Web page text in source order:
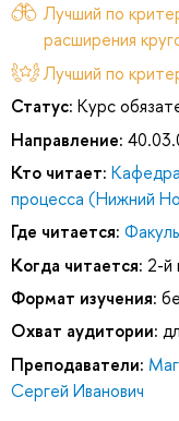
Лучший по
расширения
Лучший по
Статус: Курс
Направление:
Кто читает: Кафедра
процесса (Нижний
Где читается:
Когда читается: 2-й
Формат изучения:
Охват аудитории:
Преподаватели:
Сергей Иванович